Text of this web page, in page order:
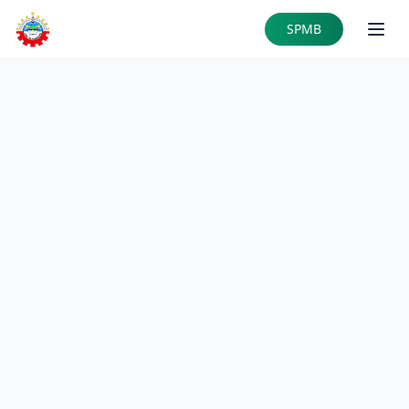
Skip to main content
SPMB